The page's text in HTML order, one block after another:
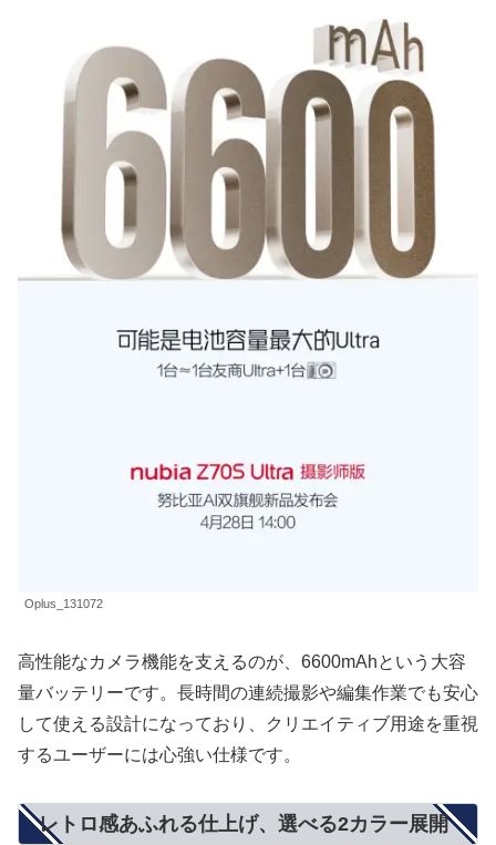
Oplus_131072
高性能なカメラ機能を支えるのが、6600mAhという大容
量バッテリーです。長時間の連続撮影や編集作業でも安心
して使える設計になっており、クリエイティブ用途を重視
するユーザーには心強い仕様です。
レトロ感あふれる仕上げ、選べる2カラー展開